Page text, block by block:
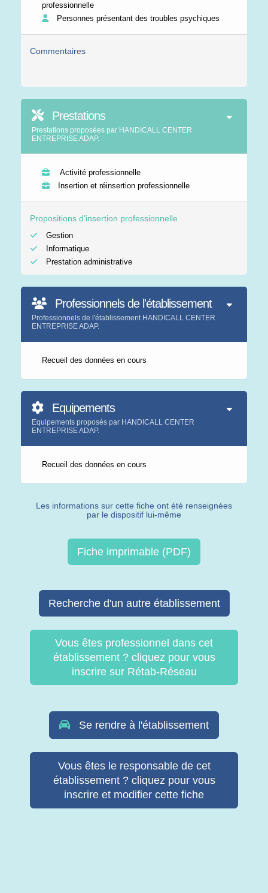
professionnelle
Personnes présentant des troubles psychiques
Commentaires
Prestations
Prestations proposées par HANDICALL CENTER
ENTREPRISE ADAP.
Activité professionnelle
Insertion et réinsertion professionnelle
Propositions d'insertion professionnelle
Gestion
Informatique
Prestation administrative
Professionnels de l'établissement
Professionnels de l'établissement HANDICALL CENTER
ENTREPRISE ADAP.
Recueil des données en cours
Equipements
Equipements proposés par HANDICALL CENTER
ENTREPRISE ADAP.
Recueil des données en cours
Les informations sur cette fiche ont été renseignées
par le dispositif lui-même
Fiche imprimable (PDF)
Recherche d'un autre établissement
Vous êtes professionnel dans cet
établissement ? cliquez pour vous
inscrire sur Rétab-Réseau
Se rendre à l'établissement
Vous êtes le responsable de cet
établissement ? cliquez pour vous
inscrire et modifier cette fiche